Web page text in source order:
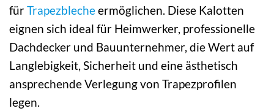
fürTrapezblecheermöglichen. Diese Kalotten
eignen sich ideal für Heimwerker, professionelle
Dachdecker und Bauunternehmer, die Wert auf
Langlebigkeit, Sicherheit und eine ästhetisch
ansprechende Verlegung von Trapezprofilen
legen.